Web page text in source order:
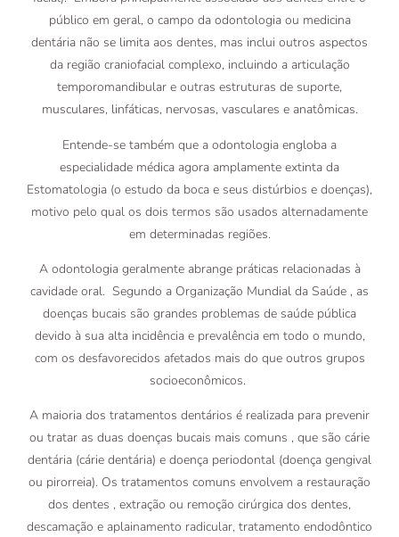
público em geral, o campo da odontologia ou medicina
dentária não se limita aos dentes, mas inclui outros aspectos
da região craniofacial complexo, incluindo a articulação
temporomandibular e outras estruturas de suporte,
musculares, linfáticas, nervosas, vasculares e anatômicas.
Entende-se também que a odontologia engloba a
especialidade médica agora amplamente extinta da
Estomatologia (o estudo da boca e seus distúrbios e doenças),
motivo pelo qual os dois termos são usados ​​alternadamente
em determinadas regiões.
A odontologia geralmente abrange práticas relacionadas à
cavidade oral. Segundo a Organização Mundial da Saúde , as
doenças bucais são grandes problemas de saúde pública
devido à sua alta incidência e prevalência em todo o mundo,
com os desfavorecidos afetados mais do que outros grupos
socioeconômicos.
A maioria dos tratamentos dentários é realizada para prevenir
ou tratar as duas doenças bucais mais comuns , que são cárie
dentária (cárie dentária) e doença periodontal (doença gengival
ou pirorreia). Os tratamentos comuns envolvem a restauração
dos dentes , extração ou remoção cirúrgica dos dentes,
descamação e aplainamento radicular, tratamento endodôntico